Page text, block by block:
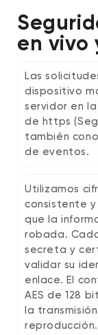
en vivo
Las
dispositivo
servidor en
de https
también
de eventos.
Utilizamos
consistente
que la
robada.
secreta y
validar su
enlace. El
AES de 128
la
reproducción.